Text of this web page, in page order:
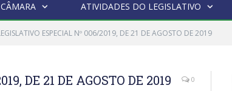
ATIVIDADES DO LEGISLATIVO
ESPECIAL Nº 006/2019, DE 21 DE AGOSTO DE 2019
DE 21 DE AGOSTO DE 2019 0